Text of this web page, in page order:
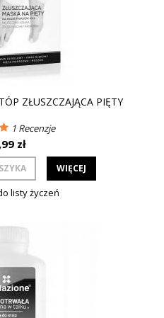
ZŁUSZCZAJĄCA PIĘTY
1 Recenzje
zł
WIĘCEJ
listy życzeń